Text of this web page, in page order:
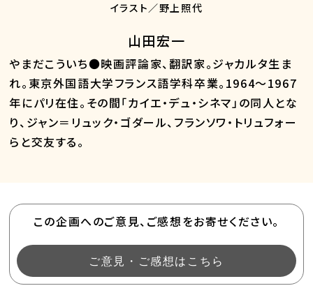
イラスト／野上照代
山田宏一
やまだこういち●映画評論家、翻訳家。ジャカルタ生ま
れ。東京外国語大学フランス語学科卒業。1964～1967
年にパリ在住。その間「カイエ・デュ・シネマ」の同人とな
り、ジャン＝リュック・ゴダール、フランソワ・トリュフォー
らと交友する。
この企画へのご意見、ご感想をお寄せください。
ご意見・ご感想はこちら